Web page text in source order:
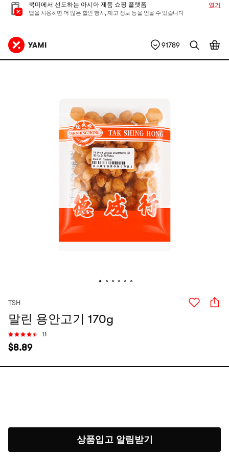
북미에서 선도하는 아시아 제품 쇼핑 플랫폼
앱을 사용하면 더 많은 할인 행사, 재고 정보 등을 얻을 수 있습니다
열기
91789
TSH
말린 용안고기 170g
11
$8.89
상품입고 알림받기